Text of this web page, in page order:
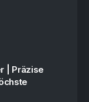
| Präzise